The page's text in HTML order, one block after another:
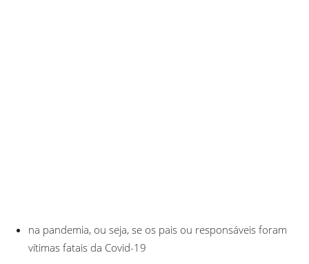
na pandemia, ou seja, se os pais ou responsáveis foram
vítimas fatais da Covid-19